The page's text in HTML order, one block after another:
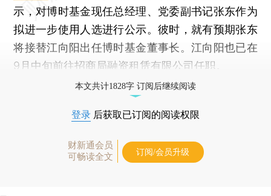
示，对博时基金现任总经理、党委副书记张东作为
拟进一步使用人选进行公示。彼时，就有预期张东
将接替江向阳出任博时基金董事长。江向阳也已在
9月中旬前往招商局融资租赁有限公司任职。
本文共计1828字 订阅后继续阅读
登录 后获取已订阅的阅读权限
财新通会员
可畅读全文
订阅/会员升级